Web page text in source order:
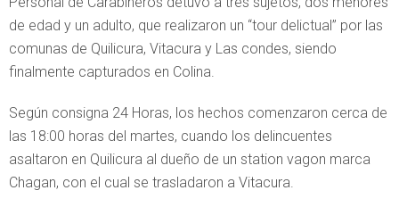
de edad y un adulto, que realizaron un “tour delictual” por las
comunas de Quilicura, Vitacura y Las condes, siendo
finalmente capturados en Colina.
Según consigna 24 Horas, los hechos comenzaron cerca de
las 18:00 horas del martes, cuando los delincuentes
asaltaron en Quilicura al dueño de un station vagon marca
Chagan, con el cual se trasladaron a Vitacura.